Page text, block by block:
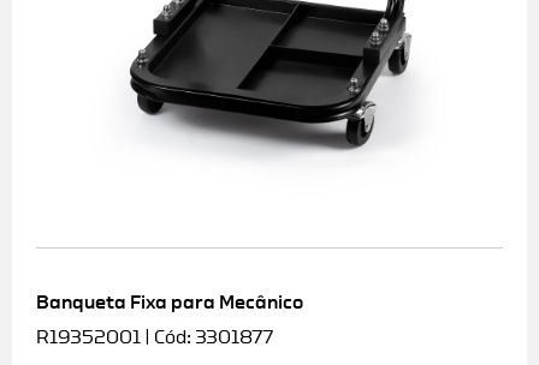
Banqueta Fixa para Mecânico
R19352001 | Cód: 3301877